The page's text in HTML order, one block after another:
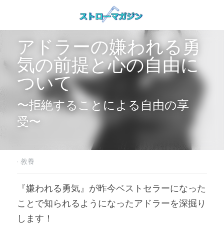
アドラーの嫌われる勇
気の前提と心の自由に
ついて
〜拒絶することによる自由の享
受〜
· 教養
『嫌われる勇気』が昨今ベストセラーになった
ことで知られるようになったアドラーを深掘り
します！